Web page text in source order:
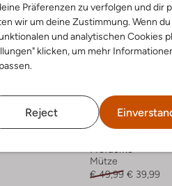
Präferenzen zu verfolgen und dir
wir um deine Zustimmung. Wenn
und analytischen Cookies
klicken, um mehr
Reject
-20%
Mütze
€ 49,99 € 39,99